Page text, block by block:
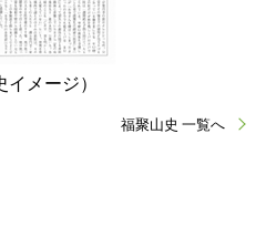
イメージ）
福聚山史 一覧へ